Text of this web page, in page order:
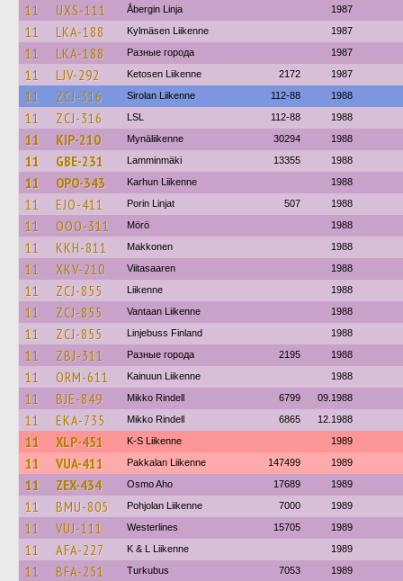
11 UXS-111 Åbergin Linja 1987
11 LKA-188 Kylmäsen Liikenne 1987
11 LKA-188 Разные города 1987
11 LJV-292 Ketosen Liikenne 2172 1987
11 ZCJ-316 Sirolan Liikenne 112-88 1988
11 ZCJ-316 LSL 112-88 1988
11 KIP-210 Mynäliikenne 30294 1988
11 GBE-231 Lamminmäki 13355 1988
11 OPO-343 Karhun Liikenne 1988
11 EJO-411 Porin Linjat 507 1988
11 OOO-311 Mörö 1988
11 KKH-811 Makkonen 1988
11 XKV-210 Viitasaaren 1988
11 ZCJ-855 Liikenne 1988
11 ZCJ-855 Vantaan Liikenne 1988
11 ZCJ-855 Linjebuss Finland 1988
11 ZBJ-311 Разные города 2195 1988
11 ORM-611 Kainuun Liikenne 1988
11 BJE-849 Mikko Rindell 6799 09.1988
11 EKA-735 Mikko Rindell 6865 12.1988
11 XLP-451 K-S Liikenne 1989
11 VUA-411 Pakkalan Liikenne 147499 1989
11 ZEX-434 Osmo Aho 17689 1989
11 BMU-805 Pohjolan Liikenne 7000 1989
11 VUJ-111 Westerlines 15705 1989
11 AFA-227 K & L Liikenne 1989
11 BFA-251 Turkubus 7053 1989